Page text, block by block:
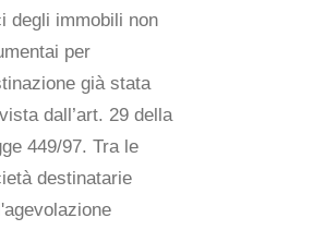
degli immobili non
per
già stata
dall’art. 29 della
449/97. Tra le
destinatarie